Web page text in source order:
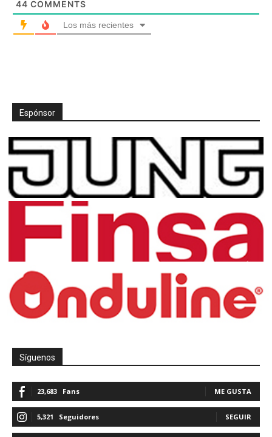
44 COMMENTS
Los más recientes
Espónsor
Síguenos
23,683 Fans ME GUSTA
5,321 Seguidores SEGUIR